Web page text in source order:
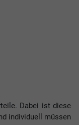
Dabei ist diese
individuell müssen